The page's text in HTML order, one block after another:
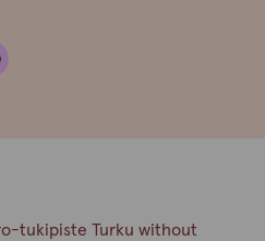
tukipiste Turku without